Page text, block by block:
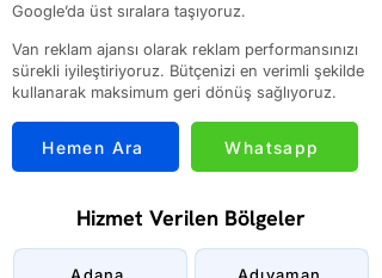
Google’da üst sıralara taşıyoruz.
Van reklam ajansı olarak reklam performansınızı
sürekli iyileştiriyoruz. Bütçenizi en verimli şekilde
kullanarak maksimum geri dönüş sağlıyoruz.
Hemen Ara Whatsapp
Hizmet Verilen Bölgeler